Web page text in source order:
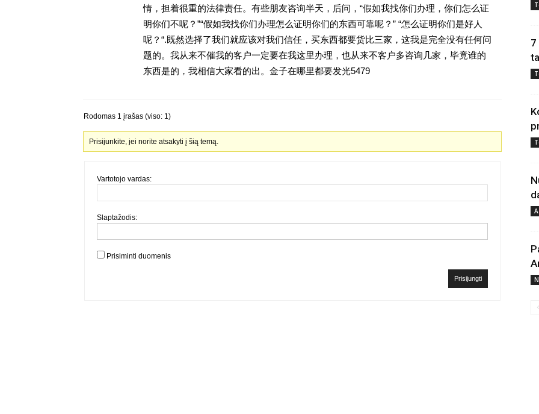
情，担着很重的法律责任。有些朋友咨询半天，后问，“假如我找你们办理，你们怎么证
明你们不呢？”“假如我找你们办理怎么证明你们的东西可靠呢？” “怎么证明你们是好人
呢？“.既然选择了我们就应该对我们信任，买东西都要货比三家，这我是完全没有任何问
题的。我从来不催我的客户一定要在我这里办理，也从来不客户多咨询几家，毕竟谁的
东西是的，我相信大家看的出。金子在哪里都要发光5479
Rodomas 1 įrašas (viso: 1)
Prisijunkite, jei norite atsakyti į šią temą.
Vartotojo vardas:
Slaptažodis:
Prisiminti duomenis
Prisijungti
7